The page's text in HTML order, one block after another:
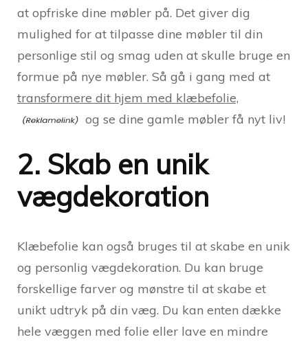
at opfriske dine møbler på. Det giver dig
mulighed for at tilpasse dine møbler til din
personlige stil og smag uden at skulle bruge en
formue på nye møbler. Så gå i gang med at
transformere dit hjem med klæbefolie,
og se dine gamle møbler få nyt liv!
2. Skab en unik
vægdekoration
Klæbefolie kan også bruges til at skabe en unik
og personlig vægdekoration. Du kan bruge
forskellige farver og mønstre til at skabe et
unikt udtryk på din væg. Du kan enten dække
hele væggen med folie eller lave en mindre